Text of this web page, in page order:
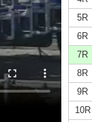
5R
6R
7R
8R
9R
10R